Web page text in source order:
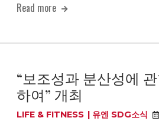
Read more
“보조성과 분산성에
하여” 개최
LIFE & FITNESS 유엔 SDG소식